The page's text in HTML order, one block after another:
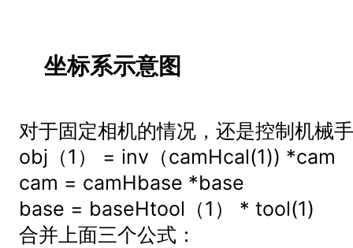
坐标系示意图
对于固定相机的情况，还是控制机械
obj（1） = inv（camHcal(1)) *cam
cam = camHbase *base
base = baseHtool（1） * tool(1)
合并上面三个公式：